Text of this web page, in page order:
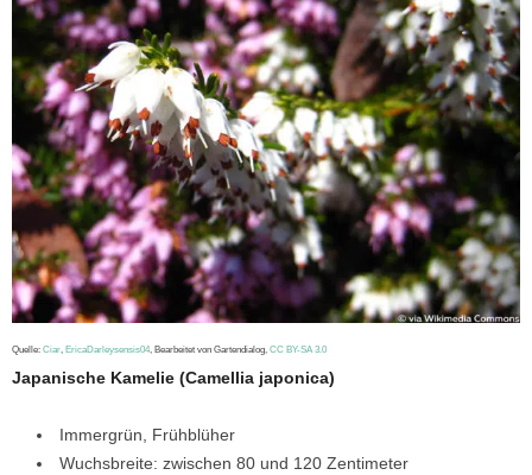
Quelle: Ciar, EricaDarleysensis04, Bearbeitet von Gartendialog, CC BY-SA 3.0
Japanische Kamelie (Camellia japonica)
Immergrün, Frühblüher
Wuchsbreite: zwischen 80 und 120 Zentimeter